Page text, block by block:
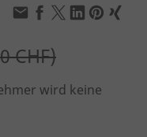
CHF)
wird keine